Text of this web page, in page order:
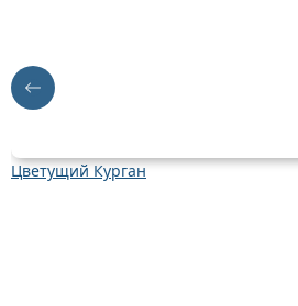
Цветущий Курган